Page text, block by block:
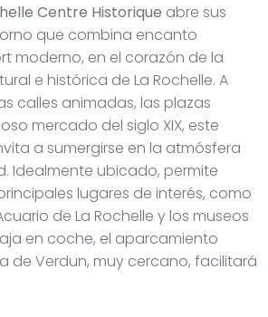
Centre Historique abre sus
que combina encanto
moderno, en el corazón de la
e histórica de La Rochelle. A
calles animadas, las plazas
mercado del siglo XIX, este
a sumergirse en la atmósfera
Idealmente ubicado, permite
lugares de interés, como
de La Rochelle y los museos
en coche, el aparcamiento
de Verdun, muy cercano, facilitará